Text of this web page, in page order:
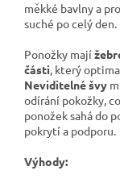
měkké bavlny a
suché po celý den.
Ponožky mají
části, který
Neviditelné švy
odírání pokožky,
ponožek sahá do
pokrytí a podporu.
Výhody: